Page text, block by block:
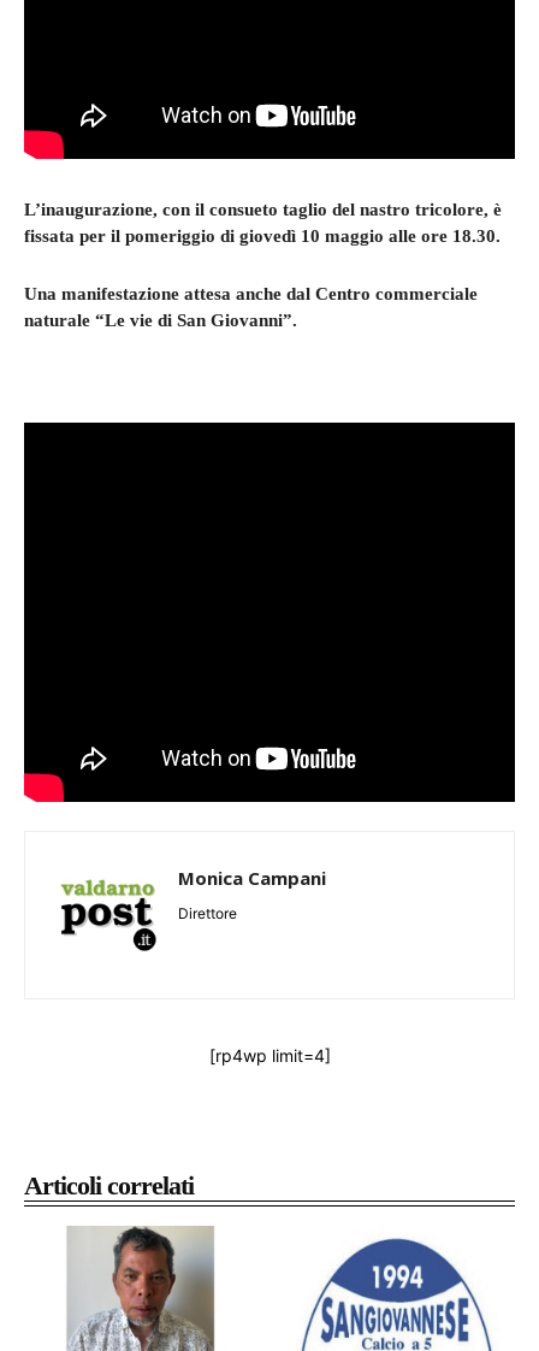
Articoli correlati
L’inaugurazione, con il consueto taglio del nastro tricolore, è
fissata per il pomeriggio di giovedì 10 maggio alle ore 18.30.
Una manifestazione attesa anche dal Centro commerciale
naturale “Le vie di San Giovanni”.
Monica Campani
Direttore
[rp4wp limit=4]